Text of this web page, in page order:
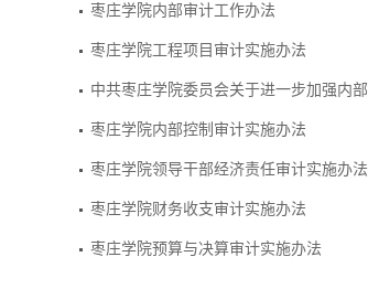
枣庄学院内部审计工作办法
枣庄学院工程项目审计实施办法
中共枣庄学院委员会关于进一步加强内部
枣庄学院内部控制审计实施办法
枣庄学院领导干部经济责任审计实施办法
枣庄学院财务收支审计实施办法
枣庄学院预算与决算审计实施办法